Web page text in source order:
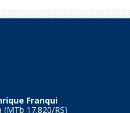
Franqui
(MTb 17.820/RS)